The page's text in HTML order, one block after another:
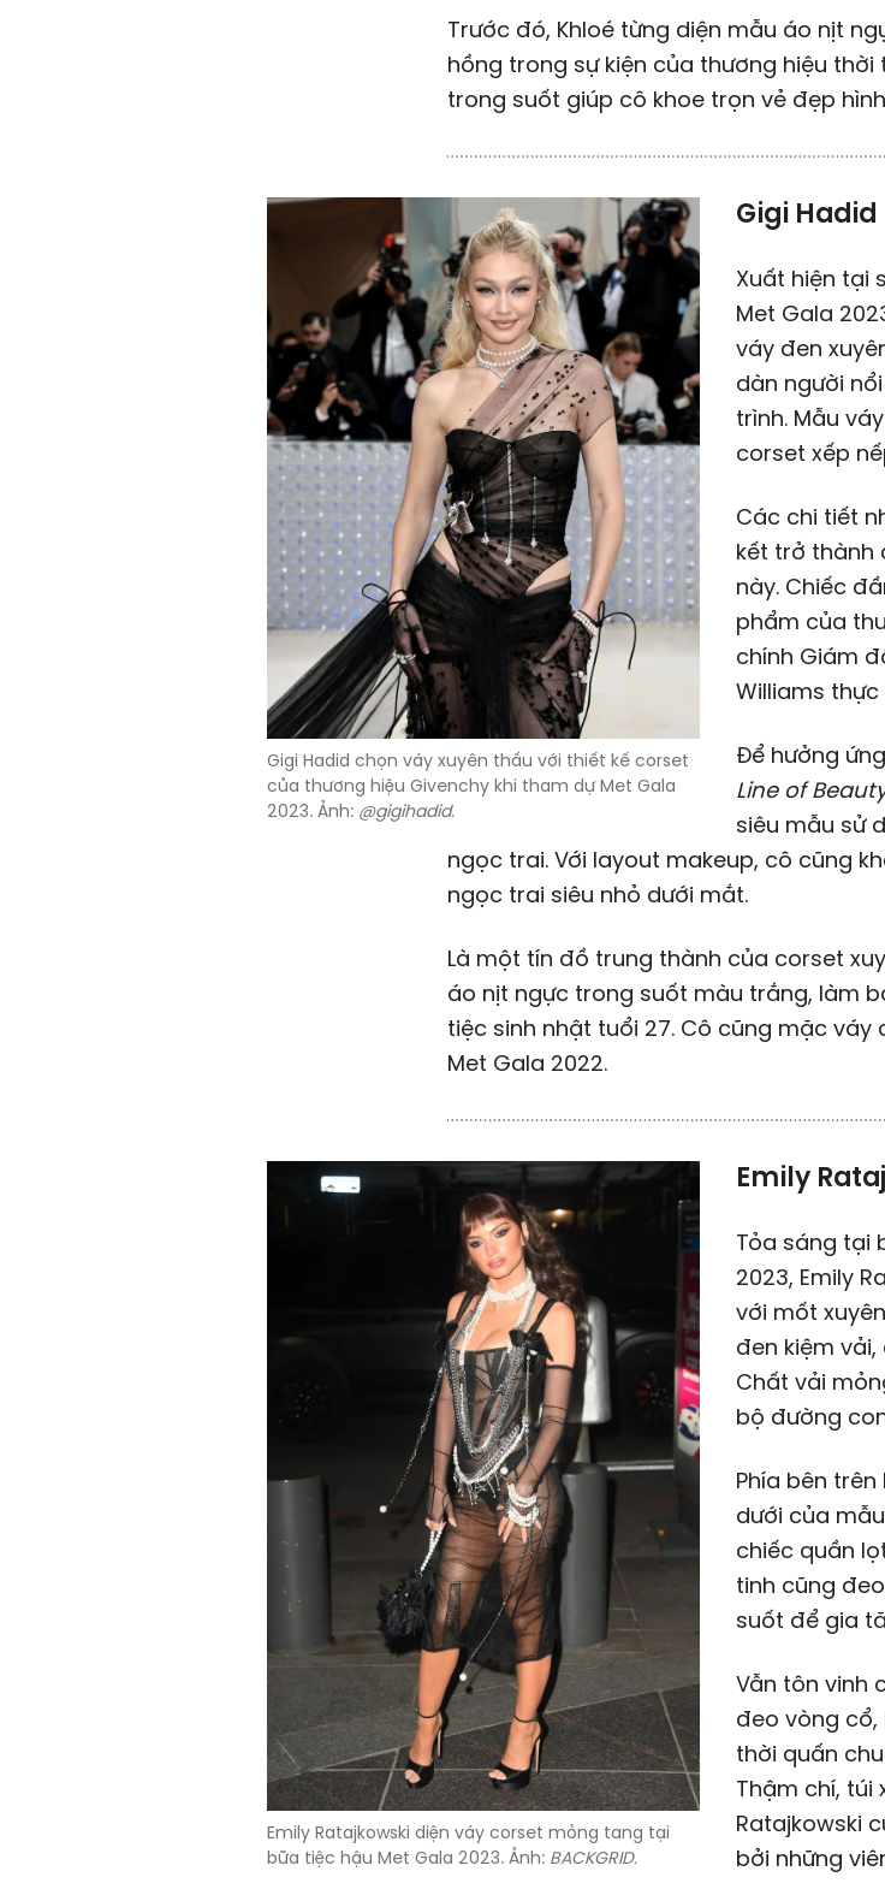
Trước đó, Khloé từng diện mẫu áo nịt
hồng trong sự kiện của thương hiệu thời
trong suốt giúp cô khoe trọn vẻ đẹp
Gigi Hadid chọn váy xuyên thấu với thiết kế corset
của thương hiệu Givenchy khi tham dự Met Gala
2023. Ảnh: @gigihadid.
Gigi Hadid
Xuất hiện tại
Met Gala
váy đen
dàn người
trình. Mẫu
corset xếp
Các chi tiết
kết trở thành
này. Chiếc
phẩm của
chính Giám
Williams thực
Để hưởng
Line of
siêu mẫu sử
ngọc trai. Với layout makeup, cô cũng
ngọc trai siêu nhỏ dưới mắt.
Là một tín đồ trung thành của corset
áo nịt ngực trong suốt màu trắng, làm
tiệc sinh nhật tuổi 27. Cô cũng mặc
Met Gala 2022.
Emily Ratajkowski diện váy corset mỏng tang tại
bữa tiệc hậu Met Gala 2023. Ảnh: BACKGRID.
Emily
Tỏa sáng tại
2023, Emily
với mốt
đen kiệm
Chất vải
bộ đường
Phía bên
dưới của
chiếc quần
tinh cũng
suốt để gia
Vẫn tôn vinh
đeo vòng
thời quấn
Thậm chí, túi
Ratajkowski
bởi những